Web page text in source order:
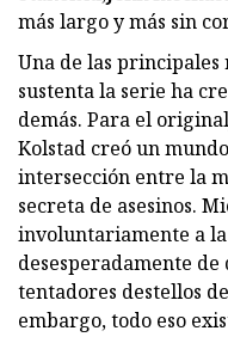
más largo y más sin
Una de las principales
sustenta la serie ha
demás. Para el original
Kolstad creó un
intersección entre la
secreta de asesinos.
involuntariamente a
desesperadamente
tentadores destellos
embargo, todo eso